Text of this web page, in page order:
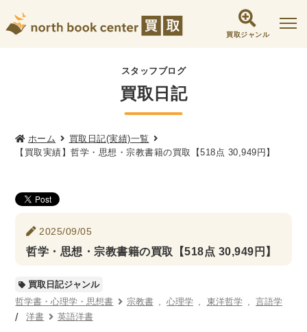
買取ジャンル
社会学書・人文書籍関係
哲学書・心理学・思想書
倫理学・道徳
文化人類学・民俗学
東洋哲学
現象学
西洋哲学 言語学 論理学
政治・法学書
社会学
福祉 ・NGO・NPO
軍事・外交・国際関係
歴史書・地理
世界史
スタッフブログ
買取日記
ホーム
買取日記(実績)一覧
【買取実績】哲学・思想・宗教書籍の買取【518点 30,949円】
2025/09/05
哲学・思想・宗教書籍の買取【518点 30,949円】
買取日記ジャンル
哲学書・心理学・思想書
宗教書 心理学 東洋哲学
言語学
洋書
英語洋書